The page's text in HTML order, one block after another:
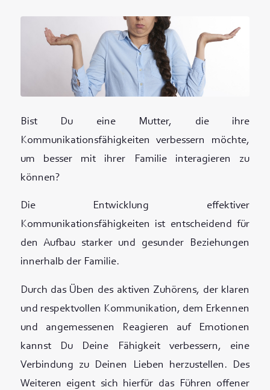
Bist Du eine Mutter, die ihre
Kommunikationsfähigkeiten verbessern möchte,
um besser mit ihrer Familie interagieren zu
können?
Die Entwicklung effektiver
Kommunikationsfähigkeiten ist entscheidend für
den Aufbau starker und gesunder Beziehungen
innerhalb der Familie.
Durch das Üben des aktiven Zuhörens, der klaren
und respektvollen Kommunikation, dem Erkennen
und angemessenen Reagieren auf Emotionen
kannst Du Deine Fähigkeit verbessern, eine
Verbindung zu Deinen Lieben herzustellen. Des
Weiteren eigent sich hierfür das Führen offener